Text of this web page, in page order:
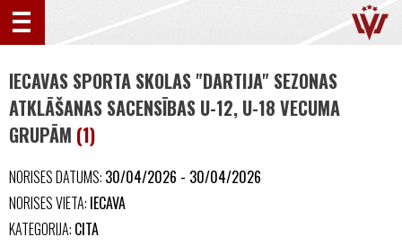
IECAVAS SPORTA SKOLAS "DARTIJA" SEZONAS
ATKLĀŠANAS SACENSĪBAS U-12, U-18 VECUMA
GRUPĀM (1)
NORISES DATUMS: 30/04/2026 - 30/04/2026
NORISES VIETA: IECAVA
KATEGORIJA: CITA